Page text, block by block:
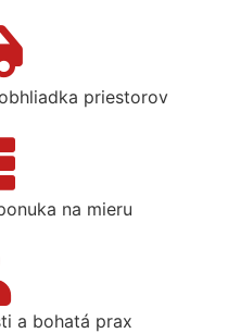
priestorov
na mieru
a bohatá prax